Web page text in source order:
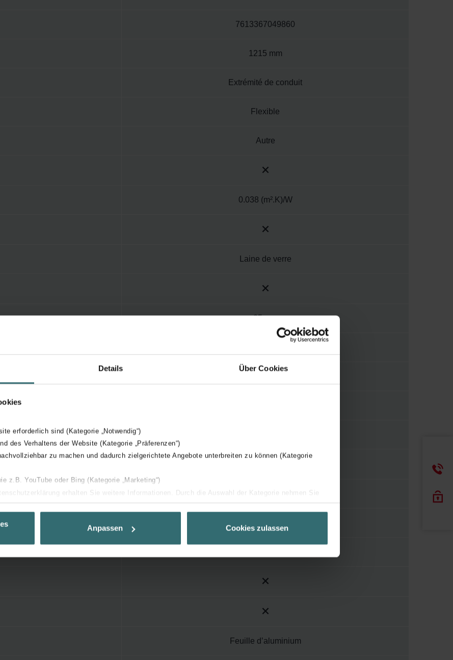
Details Über Cookies
erforderlich sind (Kategorie „Notwendig“)
des Verhaltens der Website (Kategorie „Präferenzen“)
zu machen und dadurch zielgerichtete Angebote unterbreiten zu können (Kategorie
z.B. YouTube oder Bing (Kategorie „Marketing“)
erhalten Sie weitere Informationen. Durch die Auswahl der Kategorie nehmen Sie
die bestmögliche Nutzererfahrung zu ermöglichen und Ihnen maßgeschneiderte Informationen
Verfügung zu stellen. Alle Einwilligungen können Sie selbstverständlich über einen Link in der
Zásady ochrany osobních údajů
de privacidad
Anpassen Cookies zulassen
7613367049860
1215 mm
Extrémité de conduit
Flexible
Autre
0.038 (m².K)/W
Laine de verre
25 mm
Conduit isolé à l'intérieur
Feuille d’aluminium